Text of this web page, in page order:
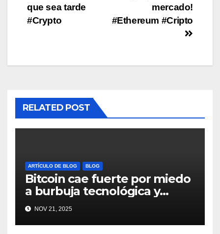
mercado!
#Ethereum #Cripto
que sea tarde
#Crypto
RELATED POST
ARTÍCULO DE BLOG BLOG
Bitcoin cae fuerte por miedo
a burbuja tecnológica y
nervios en AI #crypto
#Bitcoin
NOV 21, 2025